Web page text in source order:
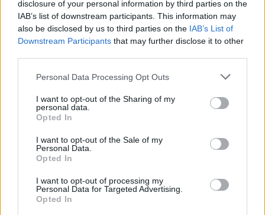
disclosure of your personal information by third parties on the
IAB’s list of downstream participants. This information may
also be disclosed by us to third parties on the IAB’s List of
Downstream Participants that may further disclose it to other
Personal Data Processing Opt Outs
I want to opt-out of the Sharing of my
personal data.
Opted In
I want to opt-out of the Sale of my
Personal Data.
Opted In
I want to opt-out of processing my
Personal Data for Targeted Advertising.
Opted In
Καψοκόλη με […]
ΡΟΗ ΕΙΔΗΣΕΩΝ
ΕΠΙΚΑΙΡΟΤΗΤΑ
ΠΕΡΙΦΕΡΕΙΕΣ